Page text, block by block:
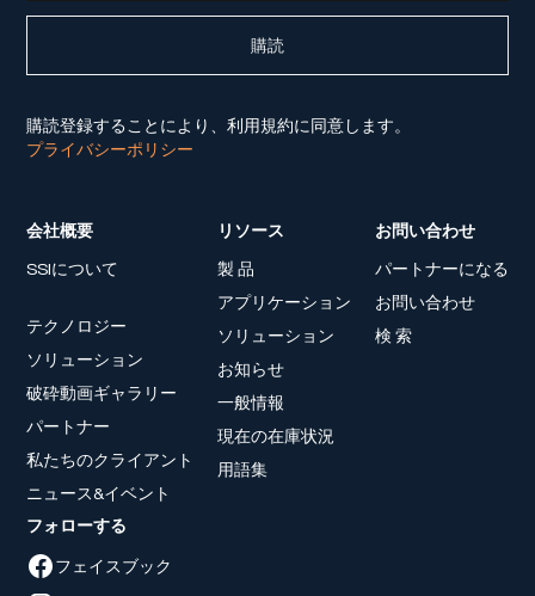
購読登録することにより、利用規約に同意します。
プライバシーポリシー
会社概要
SSIについて
テクノロジー
ソリューション
破砕動画ギャラリー
パートナー
私たちのクライアント
ニュース&イベント
リソース
製 品
アプリケーション
ソリューション
お知らせ
一般情報
現在の在庫状況
用語集
お問い合わせ
パートナーになる
お問い合わせ
検 索
フォローする
フェイスブック